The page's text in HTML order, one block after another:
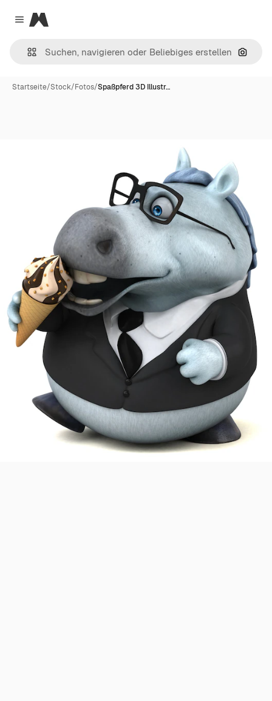
Close menu
Magnific
Nach
Startseite/Stock/Fotos/Spaßpferd 3D Illustr…